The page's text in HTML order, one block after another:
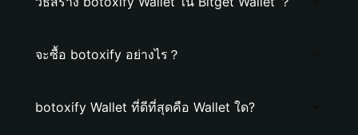
จะซื้อ botoxify อย่างไร？
botoxify Wallet ที่ดีที่สุดคือ Wallet ใด?